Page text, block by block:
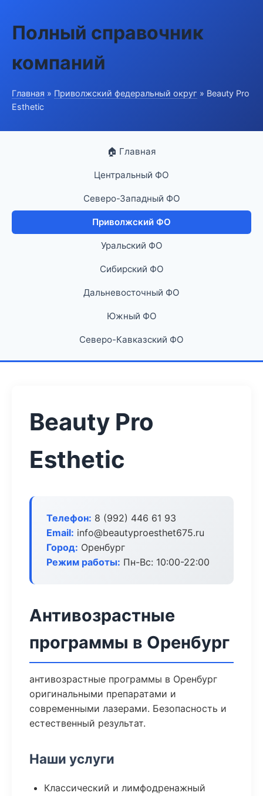
Полный справочник
компаний
Главная » Приволжский федеральный округ » Beauty Pro
Esthetic
🏠 Главная
Центральный ФО
Северо-Западный ФО
Приволжский ФО
Уральский ФО
Сибирский ФО
Дальневосточный ФО
Южный ФО
Северо-Кавказский ФО
Beauty Pro
Esthetic
Телефон: 8 (992) 446 61 93
Email: info@beautyproesthet675.ru
Город: Оренбург
Режим работы: Пн-Вс: 10:00-22:00
Антивозрастные
программы в Оренбург
антивозрастные программы в Оренбург
оригинальными препаратами и
современными лазерами. Безопасность и
естественный результат.
Наши услуги
Классический и лимфодренажный